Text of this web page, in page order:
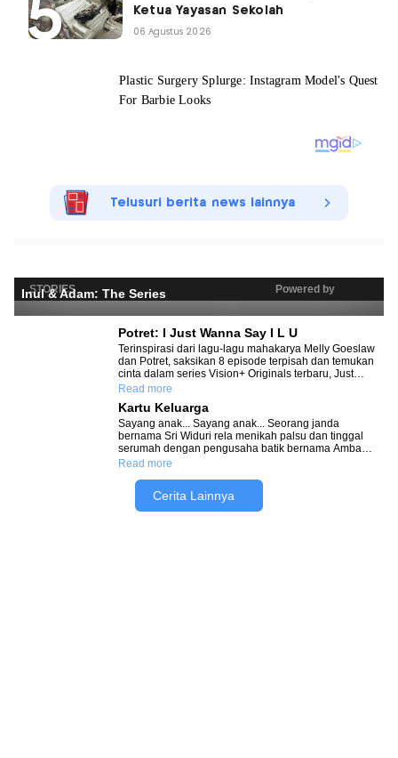
Ketua Yayasan Sekolah
06 Agustus 2026
Telusuri berita news lainnya